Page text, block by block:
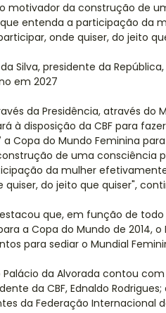
motivador da construção de
que entenda a participação da
onde quiser, do jeito
Silva, presidente da
em 2027
da Presidência, através do
à disposição da CBF para
Copa do Mundo Feminina
de uma consciência
da mulher
quiser, do jeito que quiser",
que, em função de
a Copa do Mundo de 2014,
para sediar o Mundial
da Alvorada contou
da CBF, Ednaldo
da Federação Internacional